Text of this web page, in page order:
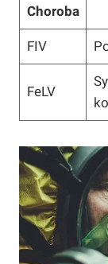
Choroba
FIV
FeLV